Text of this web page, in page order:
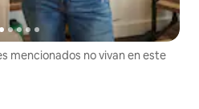
mencionados no vivan en este